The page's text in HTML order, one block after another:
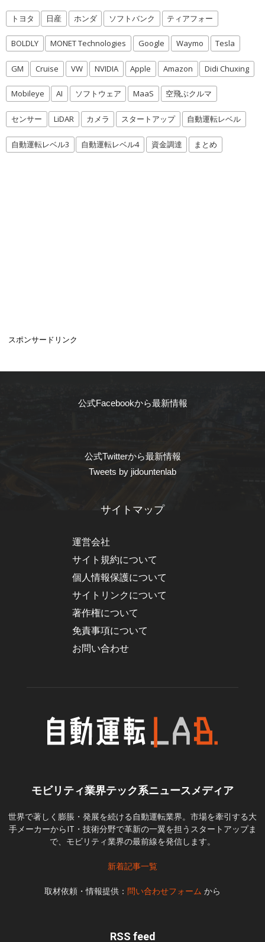
トヨタ 日産 ホンダ ソフトバンク ティアフォー
BOLDLY MONET Technologies Google Waymo Tesla
GM Cruise VW NVIDIA Apple Amazon Didi Chuxing
Mobileye AI ソフトウェア MaaS 空飛ぶクルマ
センサー LiDAR カメラ スタートアップ 自動運転レベル
自動運転レベル3 自動運転レベル4 資金調達 まとめ
スポンサードリンク
公式Facebookから最新情報
公式Twitterから最新情報
Tweets by jidountenlab
サイトマップ
運営会社
サイト規約について
個人情報保護について
サイトリンクについて
著作権について
免責事項について
お問い合わせ
モビリティ業界テック系ニュースメディア
世界で著しく膨脹・発展を続ける自動運転業界。市場を牽引する大
手メーカーからIT・技術分野で革新の一翼を担うスタートアップま
で、モビリティ業界の最前線を発信します。
新着記事一覧
取材依頼・情報提供： 問い合わせフォーム から
RSS feed